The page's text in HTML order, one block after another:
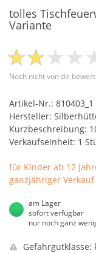
tolles
Variante
Noch nicht von dir
Artikel-Nr.: 810403_1
Hersteller:
Kurzbeschreibung:
Verkaufseinheit: 1
für Kinder ab 12
ganzjähriger
am Lager
sofort verfügbar
nur noch ganz
Gefahrgutklasse: